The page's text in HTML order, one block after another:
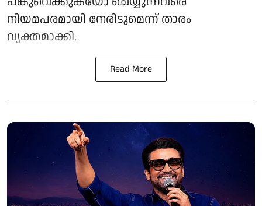
നിയമപരമായി നേരിടുമെന്ന് താരം
വ്യക്തമാക്കി.
Read More